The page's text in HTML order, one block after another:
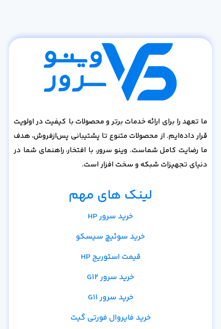
ما تعهد را برای ارائه خدمات برتر و محصولات با کیفیت در اولویت
قرار داده‌ایم. از محصولات متنوع تا پشتیبانی پس‌از‌فروش، هدف
ما رضایت کامل شماست. وینو سرور، با افتخار، راهنمای شما در
دنیای تجهیزات شبکه و سخت افزار است.
لینک های مهم
خرید سرور HP
خرید سوئیچ سیسکو
قیمت استوریج HP
خرید سرور G12
خرید سرور G11
خرید فایروال فورتی گیت